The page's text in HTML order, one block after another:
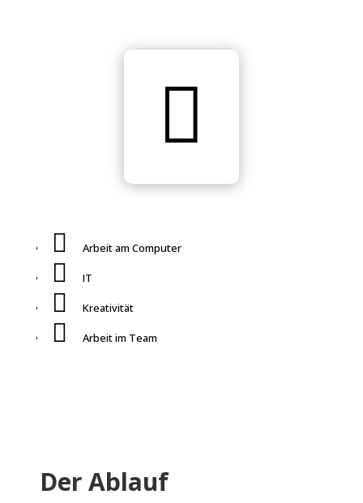

 Arbeit am Computer
 IT
 Kreativität
 Arbeit im Team
Der Ablauf